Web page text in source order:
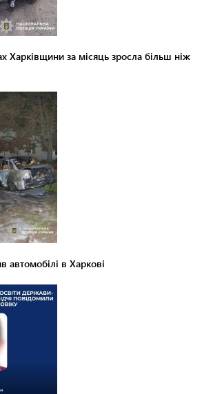
Харківщини за місяць зросла більш ніж
автомобілі в Харкові